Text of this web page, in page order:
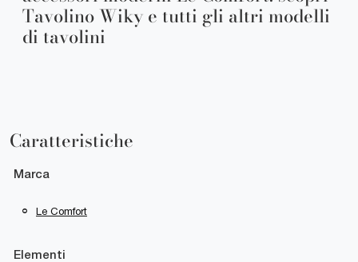
Tavolino Wiky e tutti gli altri modelli
di tavolini
Caratteristiche
Marca
Le Comfort
Elementi